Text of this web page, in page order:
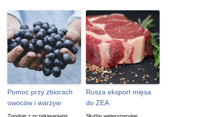
Pomoc przy zbiorach
owoców i warzyw
Rusza eksport mięsa
do ZEA